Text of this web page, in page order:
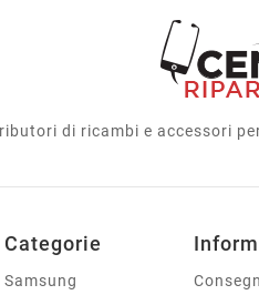
di ricambi e accessori
Categorie
Samsung